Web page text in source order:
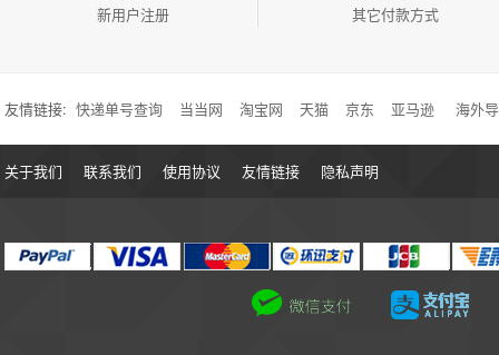
新用户注册
其它付款方式
友情链接: 快递单号查询 当当网 淘宝网 天猫 京东 亚马逊 海外
关于我们 联系我们 使用协议 友情链接 隐私声明